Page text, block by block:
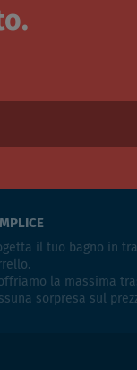
il tuo bagno in
la massima
sorpresa sul